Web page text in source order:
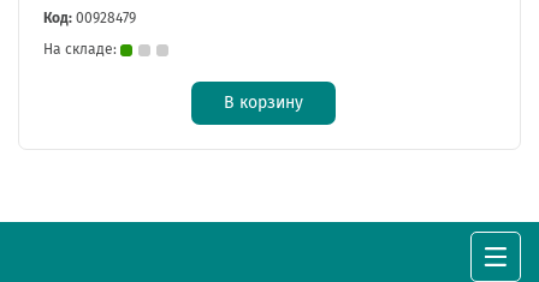
Код: 00928479
На складе:
В корзину